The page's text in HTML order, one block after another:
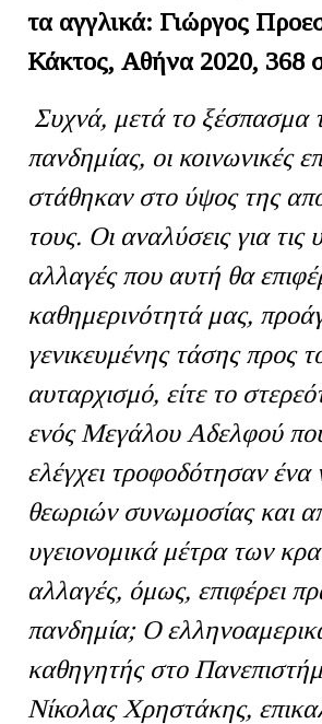
τα αγγλικά: Γιώργος
Κάκτος, Αθήνα 2020, 368
Συχνά, μετά το ξέσπασμα
πανδημίας, οι κοινωνικές
στάθηκαν στο ύψος της
τους. Οι αναλύσεις για τις
αλλαγές που αυτή θα
καθημερινότητά μας,
γενικευμένης τάσης προς
αυταρχισμό, είτε το
ενός Μεγάλου Αδελφού
ελέγχει τροφοδότησαν ένα
θεωριών συνωμοσίας και
υγειονομικά μέτρα των
αλλαγές, όμως, επιφέρει
πανδημία; Ο
καθηγητής στο
Νίκολας Χρηστάκης,